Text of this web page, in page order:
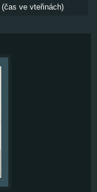
(čas ve vteřinách)